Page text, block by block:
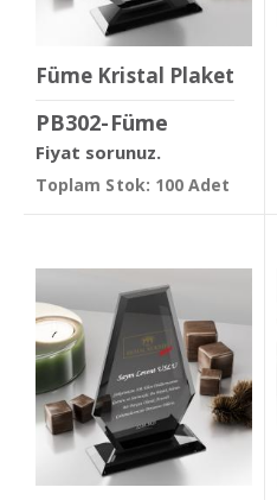
Füme Kristal Plaket
PB302-Füme
Fiyat sorunuz.
Toplam Stok: 100 Adet